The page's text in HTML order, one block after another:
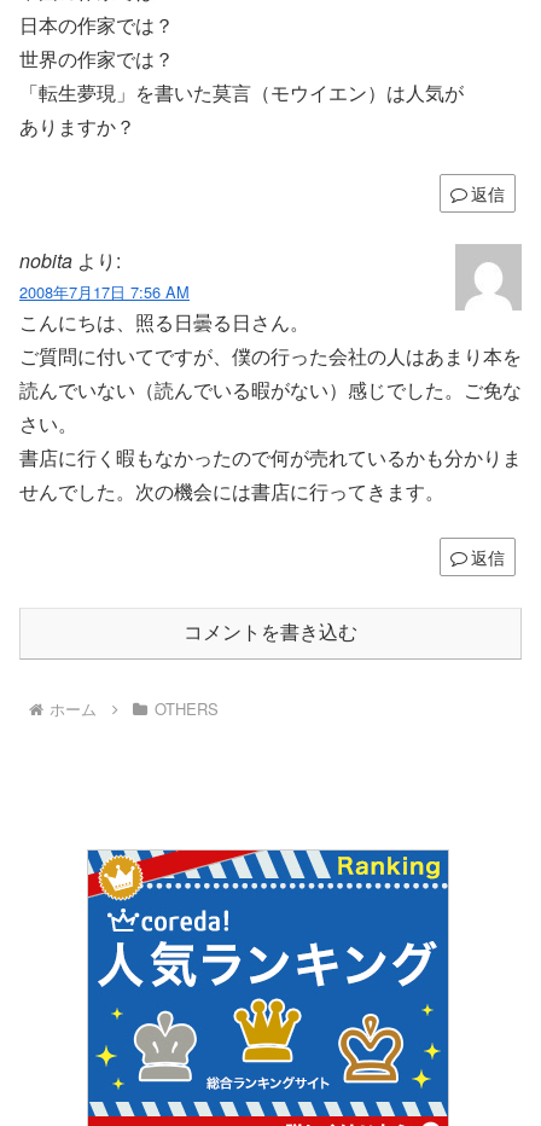
日本の作家では？
世界の作家では？
「転生夢現」を書いた莫言（モウイエン）は人気が
ありますか？
返信
nobita より:
2008年7月17日 7:56 AM
こんにちは、照る日曇る日さん。
ご質問に付いてですが、僕の行った会社の人はあまり本を
読んでいない（読んでいる暇がない）感じでした。ご免な
さい。
書店に行く暇もなかったので何が売れているかも分かりま
せんでした。次の機会には書店に行ってきます。
返信
コメントを書き込む
ホーム OTHERS